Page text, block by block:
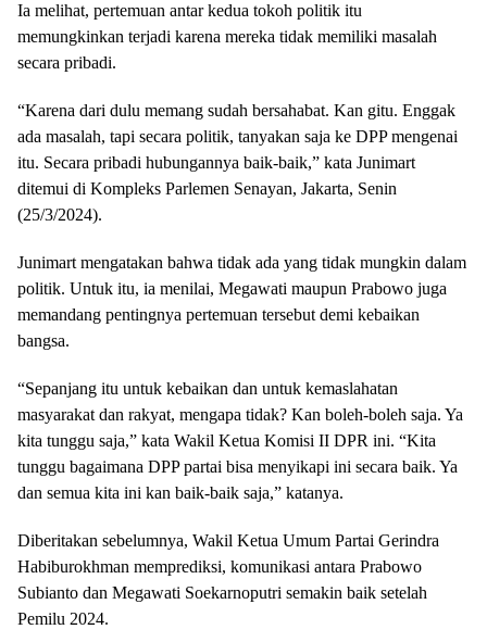
Ia melihat, pertemuan antar kedua tokoh politik itu
memungkinkan terjadi karena mereka tidak memiliki masalah
secara pribadi.
“Karena dari dulu memang sudah bersahabat. Kan gitu. Enggak
ada masalah, tapi secara politik, tanyakan saja ke DPP mengenai
itu. Secara pribadi hubungannya baik-baik,” kata Junimart
ditemui di Kompleks Parlemen Senayan, Jakarta, Senin
(25/3/2024).
Junimart mengatakan bahwa tidak ada yang tidak mungkin dalam
politik. Untuk itu, ia menilai, Megawati maupun Prabowo juga
memandang pentingnya pertemuan tersebut demi kebaikan
bangsa.
“Sepanjang itu untuk kebaikan dan untuk kemaslahatan
masyarakat dan rakyat, mengapa tidak? Kan boleh-boleh saja. Ya
kita tunggu saja,” kata Wakil Ketua Komisi II DPR ini. “Kita
tunggu bagaimana DPP partai bisa menyikapi ini secara baik. Ya
dan semua kita ini kan baik-baik saja,” katanya.
Diberitakan sebelumnya, Wakil Ketua Umum Partai Gerindra
Habiburokhman memprediksi, komunikasi antara Prabowo
Subianto dan Megawati Soekarnoputri semakin baik setelah
Pemilu 2024.